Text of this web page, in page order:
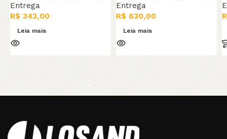
Entrega
R$ 343,00
Leia mais
Entrega
R$ 630,00
Leia mais